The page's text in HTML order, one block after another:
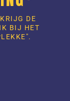
DE
BIJ HET